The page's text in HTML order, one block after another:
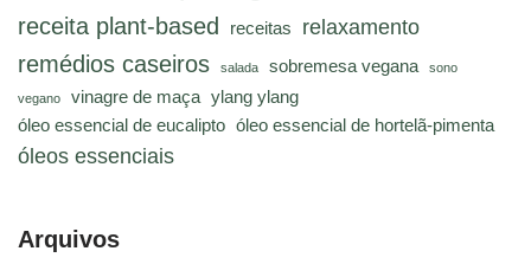
receita plant-based receitas relaxamento
remédios caseiros salada sobremesa vegana sono
vegano vinagre de maça ylang ylang
óleo essencial de eucalipto óleo essencial de hortelã-pimenta
óleos essenciais
Arquivos